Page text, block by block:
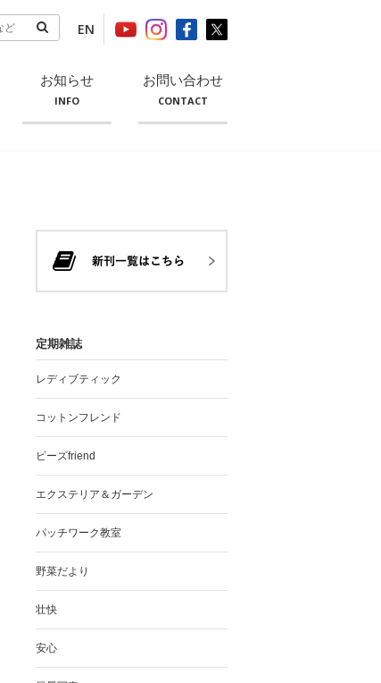
EN
お知らせ
INFO
お問い合わせ
CONTACT
定期雑誌
レディブティック
コットンフレンド
ビーズfriend
エクステリア＆ガーデン
パッチワーク教室
野菜だより
壮快
安心